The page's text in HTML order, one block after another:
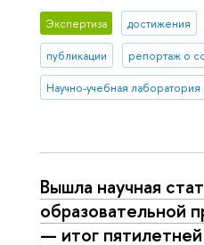
Экспертиза достижения
публикации репортаж о
Научно-учебная
Вышла научная
образовательной
— итог